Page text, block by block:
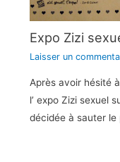
Expo Zizi
Laisser un
Après avoir hésité
l’ expo Zizi sexuel
décidée à sauter le